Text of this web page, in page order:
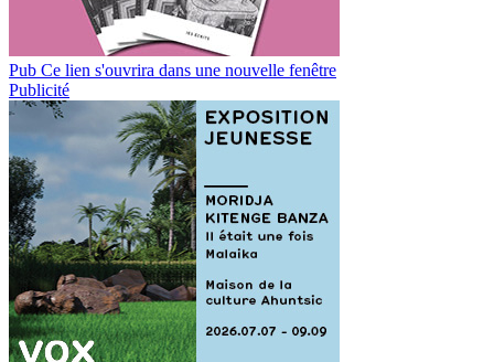
Pub Ce lien s'ouvrira dans une nouvelle fenêtre
Publicité